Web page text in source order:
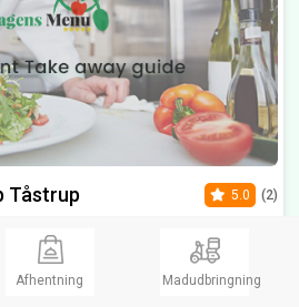
Tåstrup
24:00
5.0 (2)
2 People
Afhentning Madudbringning